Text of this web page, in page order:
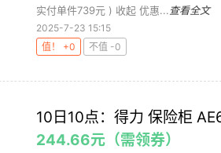
实付单件739元 ) 收起 优惠... 查看全文
2025-7-23 15:15
值！ +0
不值 -0
10日10点：得力 保险柜
244.66元（需领券）